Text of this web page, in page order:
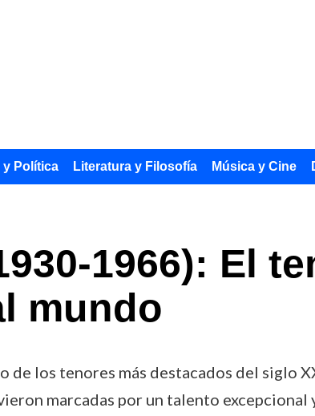
y Política Literatura y Filosofía Música y Cine
1966): El
mundo
los tenores más destacados del siglo
marcadas por un talento excepcional